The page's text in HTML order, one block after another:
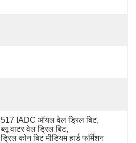
517 IADC ऑयल वेल ड्रिल बिट,
ब्लू वाटर वेल ड्रिल बिट,
ड्रिल कोन बिट मीडियम हार्ड फॉर्मेशन